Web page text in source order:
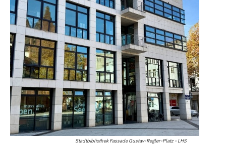
Stadtbibliothek Fassade Gustav-Regler-Platz - LHS